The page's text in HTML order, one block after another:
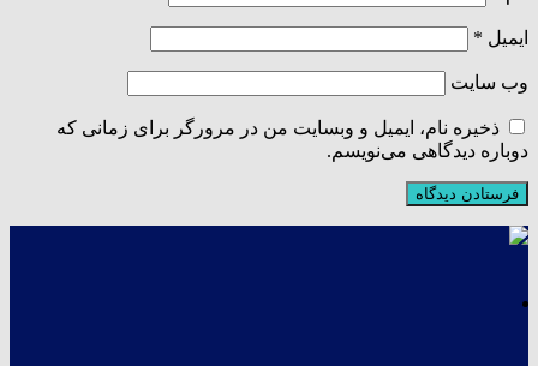
ایمیل *
وب‌ سایت
ذخیره نام، ایمیل و وبسایت من در مرورگر برای زمانی که
دوباره دیدگاهی می‌نویسم.